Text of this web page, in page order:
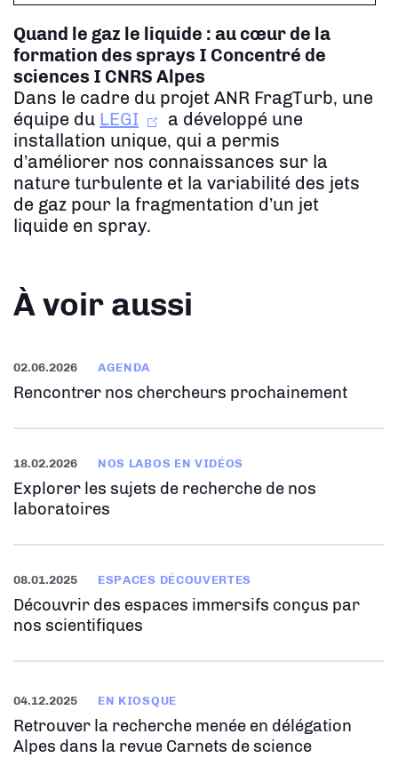
Quand le gaz le liquide : au cœur de la
formation des sprays I Concentré de
sciences I CNRS Alpes
Dans le cadre du projet ANR FragTurb, une
équipe du LEGI
a développé une
installation unique, qui a permis
d’améliorer nos connaissances sur la
nature turbulente et la variabilité des jets
de gaz pour la fragmentation d’un jet
liquide en spray.
À voir aussi
02.06.2026 AGENDA
Rencontrer nos chercheurs prochainement
18.02.2026 NOS LABOS EN VIDÉOS
Explorer les sujets de recherche de nos
laboratoires
08.01.2025 ESPACES DÉCOUVERTES
Découvrir des espaces immersifs conçus par
nos scientifiques
04.12.2025 EN KIOSQUE
Retrouver la recherche menée en délégation
Alpes dans la revue Carnets de science